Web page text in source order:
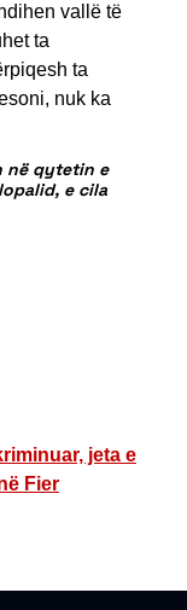
vallë të
ta
ta
nuk ka
në qytetin e
e cila
jeta e
Fier